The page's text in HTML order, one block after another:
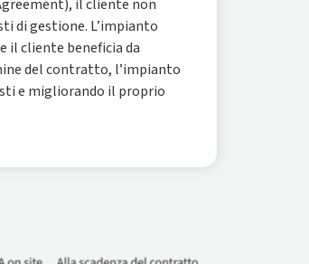
il cliente non
di gestione. L’impianto
il cliente beneficia da
del contratto, l’impianto
e migliorando il proprio